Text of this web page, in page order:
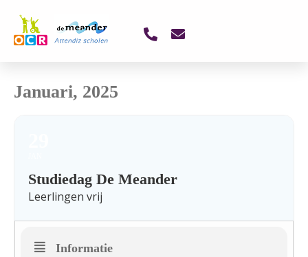
Januari, 2025
Studiedag De Meander
Leerlingen vrij
Informatie